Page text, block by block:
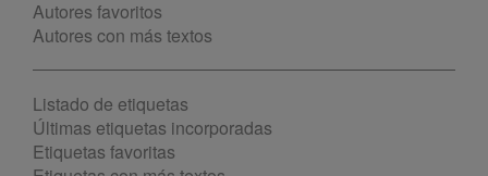
Autores favoritos
Autores con más textos
Listado de etiquetas
Últimas etiquetas incorporadas
Etiquetas favoritas